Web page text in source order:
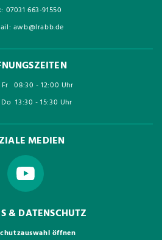
07031 663-91550
awb@lrabb.de
08:30 - 12:00 Uhr
13:30 - 15:30 Uhr
MEDIEN
& DATENSCHUTZ
öffnen